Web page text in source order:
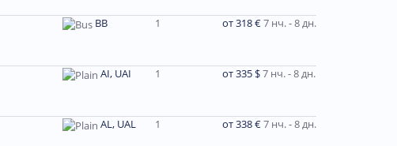
BB 1 от 318 €7 нч. - 8 дн.
AI, UAI 1 от 335 $7 нч. - 8 дн.
AL, UAL 1 от 338 €7 нч. - 8 дн.